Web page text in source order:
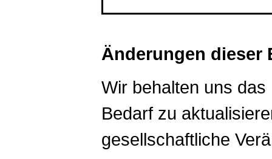
Änderungen dieser
Wir behalten uns
Bedarf zu
gesellschaftliche